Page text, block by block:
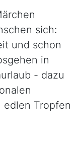
sich:
und schon
in
- dazu
edlen Tropfen